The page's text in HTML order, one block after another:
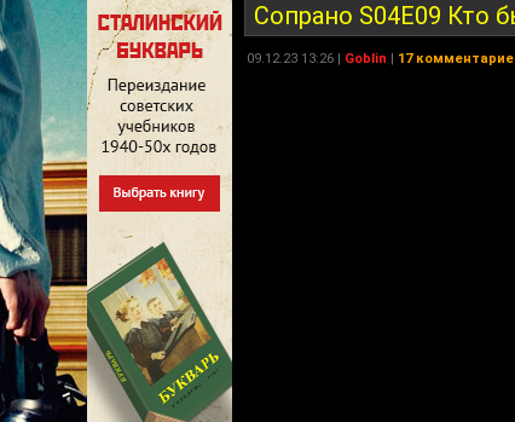
Сопрано S04E09 Кто
09.12.23 13:26 | Goblin | 17